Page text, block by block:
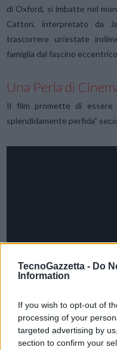
TecnoGazzetta - Do
Information
If you wish to opt-out of
processing of your
targeted advertising by
section to confirm your
di Oxford, si imbatte nel
Catton, interpretato da
trascorrere un’estate
famiglia dal fascino
Una Perla di
Il film promette di essere
splendidamente perfida”